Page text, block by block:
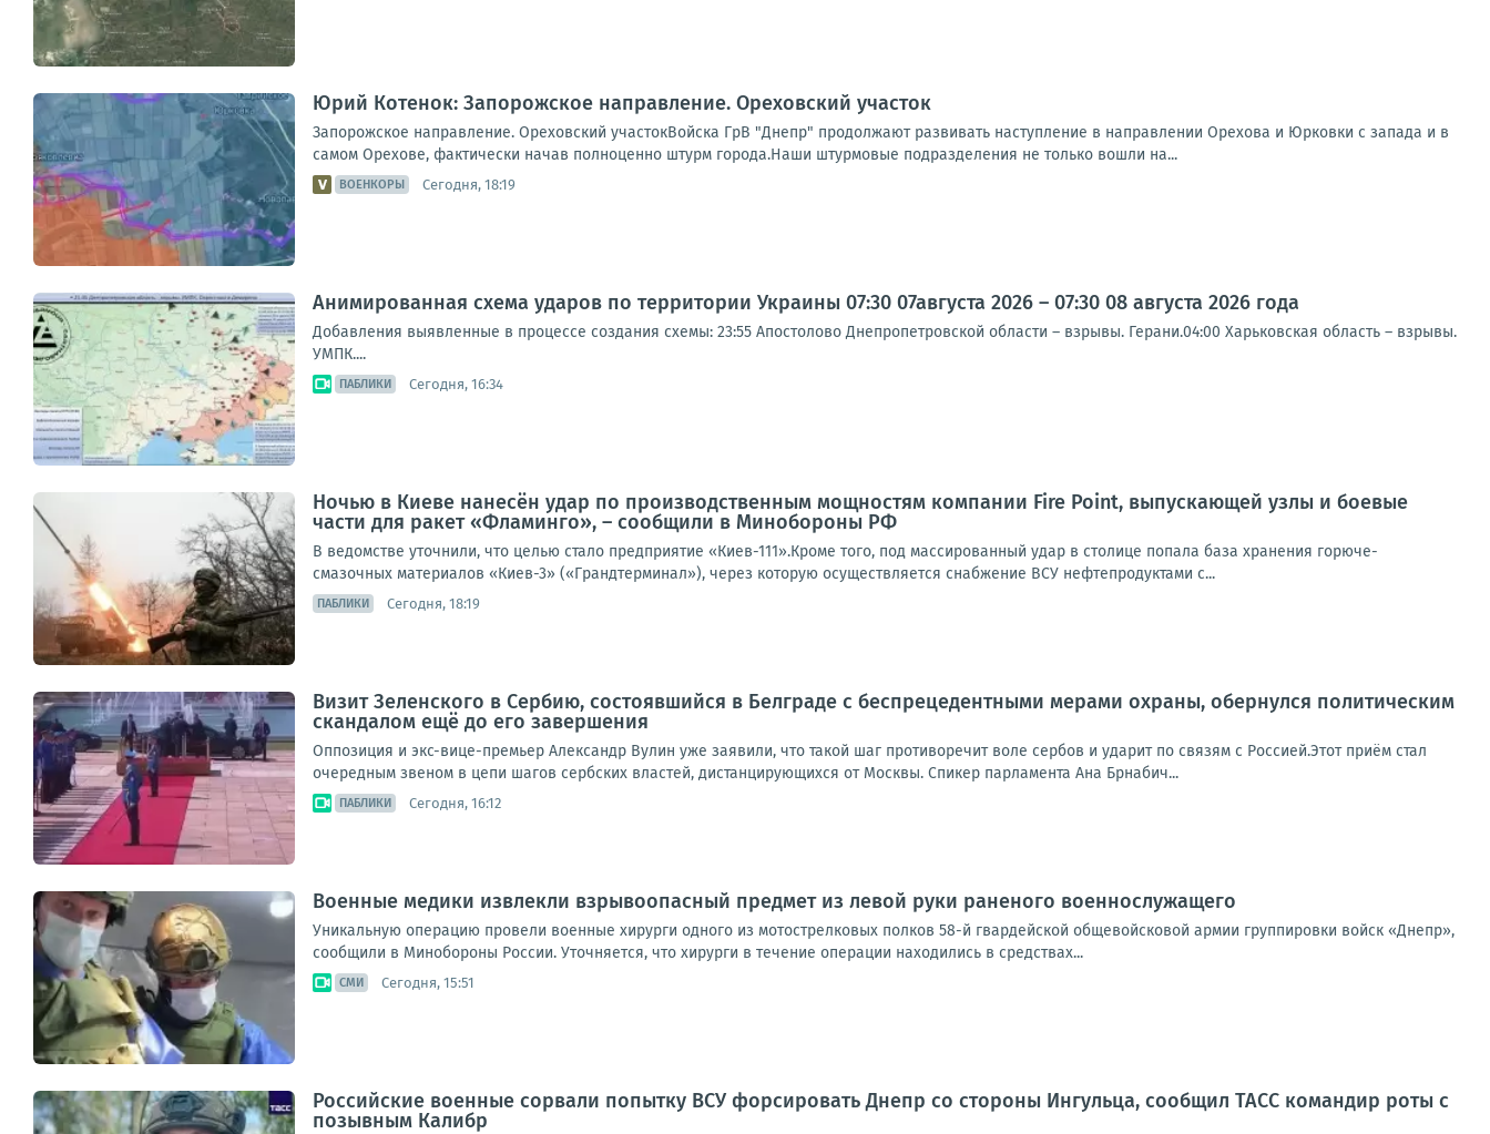
Юрий Котенок: Запорожское направление. Ореховский участок
Запорожское направление. Ореховский участокВойска ГрВ "Днепр" продолжают развивать наступление в направлении Орехова и Юрковки с запада и в
самом Орехове, фактически начав полноценно штурм города.Наши штурмовые подразделения не только вошли на...
ВОЕНКОРЫ Сегодня, 18:19
Анимированная схема ударов по территории Украины 07:30 07августа 2026 – 07:30 08 августа 2026 года
Добавления выявленные в процессе создания схемы: 23:55 Апостолово Днепропетровской области – взрывы. Герани.04:00 Харьковская область – взрывы.
УМПК....
ПАБЛИКИ Сегодня, 16:34
Ночью в Киеве нанесён удар по производственным мощностям компании Fire Point, выпускающей узлы и боевые
части для ракет «Фламинго», – сообщили в Минобороны РФ
В ведомстве уточнили, что целью стало предприятие «Киев-111».Кроме того, под массированный удар в столице попала база хранения горюче-
смазочных материалов «Киев-3» («Грандтерминал»), через которую осуществляется снабжение ВСУ нефтепродуктами с...
ПАБЛИКИ Сегодня, 18:19
Визит Зеленского в Сербию, состоявшийся в Белграде с беспрецедентными мерами охраны, обернулся политическим
скандалом ещё до его завершения
Оппозиция и экс-вице-премьер Александр Вулин уже заявили, что такой шаг противоречит воле сербов и ударит по связям с Россией.Этот приём стал
очередным звеном в цепи шагов сербских властей, дистанцирующихся от Москвы. Спикер парламента Ана Брнабич...
ПАБЛИКИ Сегодня, 16:12
Военные медики извлекли взрывоопасный предмет из левой руки раненого военнослужащего
Уникальную операцию провели военные хирурги одного из мотострелковых полков 58-й гвардейской общевойсковой армии группировки войск «Днепр»,
сообщили в Минобороны России. Уточняется, что хирурги в течение операции находились в средствах...
СМИ Сегодня, 15:51
Российские военные сорвали попытку ВСУ форсировать Днепр со стороны Ингульца, сообщил ТАСС командир роты с
позывным Калибр